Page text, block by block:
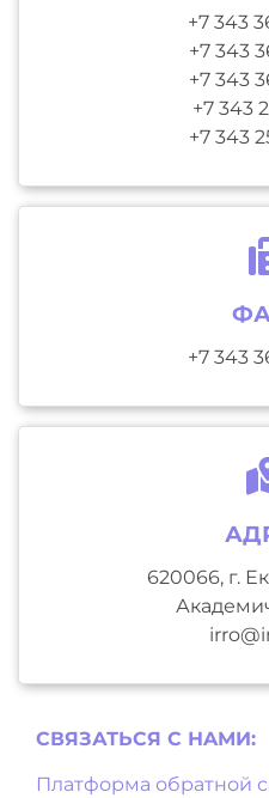
+7 343
+7 343
+7 343
+7 343
+7 343
+7 343
620066, г.
СВЯЗАТЬСЯ С НAМИ:
Платформа обратной